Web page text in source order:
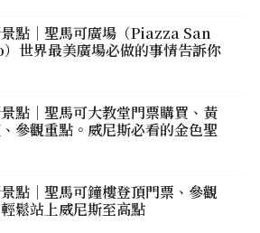
點｜聖馬可廣場（Piazza San
世界最美廣場必做的事情告訴你
點｜聖馬可大教堂門票購買、黃
參觀重點。威尼斯必看的金色聖
點｜聖馬可鐘樓登頂門票、參觀
鬆站上威尼斯至高點